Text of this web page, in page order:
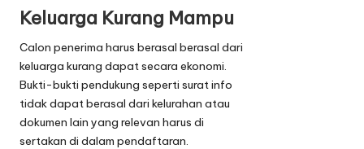
Keluarga Kurang Mampu
Calon penerima harus berasal berasal dari
keluarga kurang dapat secara ekonomi.
Bukti-bukti pendukung seperti surat info
tidak dapat berasal dari kelurahan atau
dokumen lain yang relevan harus di
sertakan di dalam pendaftaran.